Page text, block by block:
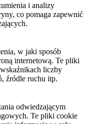
i analizy
co pomaga zapewnić
w jaki sposób
internetową. Te pliki
liczby
źródle ruchu itp.
odwiedzającym
Te pliki cookie